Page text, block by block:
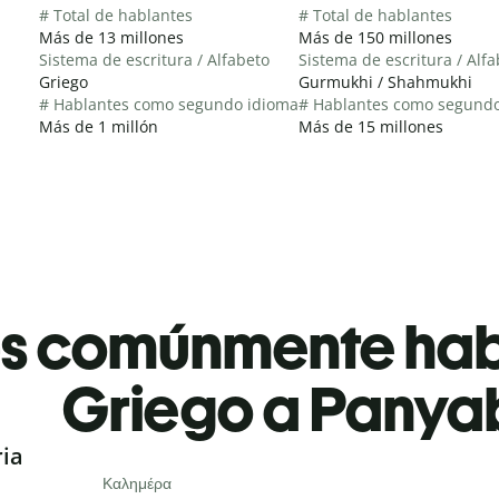
# Total de hablantes
Más de 13 millones
Sistema de escritura / Alfabeto
Griego
# Hablantes como segundo idioma
Más de 1 millón
# Total de hablantes
Más de 150 millones
Sistema de escritura /
Gurmukhi / Shahmukhi
# Hablantes como
Más de 15 millones
comúnmente
Griego a
Καλημέρα